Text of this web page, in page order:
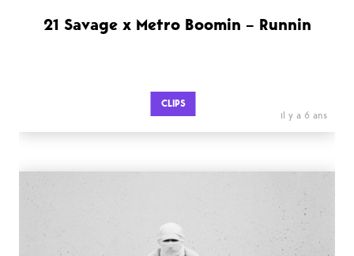
21 Savage x Metro Boomin – Runnin
CLIPS
il y a 6 ans